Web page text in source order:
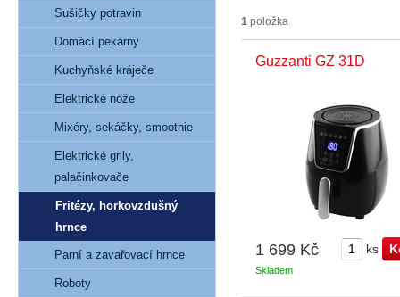
1 položka
Guzzanti GZ 31D
1 699 Kč ks
Skladem
Sušičky potravin
Domácí pekárny
Kuchyňské kráječe
Elektrické nože
Mixéry, sekáčky, smoothie
Elektrické grily,
palačinkovače
Fritézy, horkovzdušný
hrnce
Parní a zavařovací hrnce
Roboty